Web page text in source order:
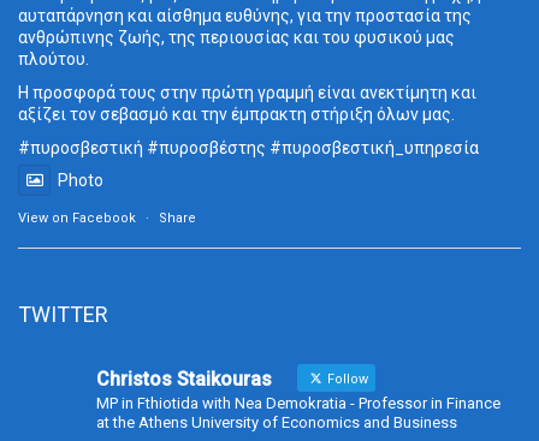
αυταπάρνηση και αίσθημα ευθύνης, για την προστασία της
ανθρώπινης ζωής, της περιουσίας και του φυσικού μας
πλούτου.
Η προσφορά τους στην πρώτη γραμμή είναι ανεκτίμητη και
αξίζει τον σεβασμό και την έμπρακτη στήριξη όλων μας.
#πυροσβεστική #πυροσβέστης #πυροσβεστική_ υπηρεσία
Photo
View on Facebook · Share
TWITTER
Christos Staikouras Follow
MP in Fthiotida with Nea Demokratia - Professor in Finance
at the Athens University of Economics and Business